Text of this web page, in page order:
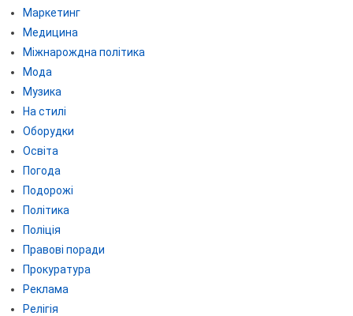
Маркетинг
Медицина
Міжнарождна політика
Мода
Музика
На стилі
Оборудки
Освіта
Погода
Подорожі
Політика
Поліція
Правові поради
Прокуратура
Реклама
Релігія